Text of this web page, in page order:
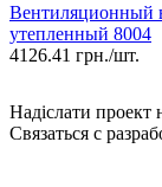
Вентиляционный
утепленный 8004
4126.41 грн./шт.
Надіслати проект
Связаться с